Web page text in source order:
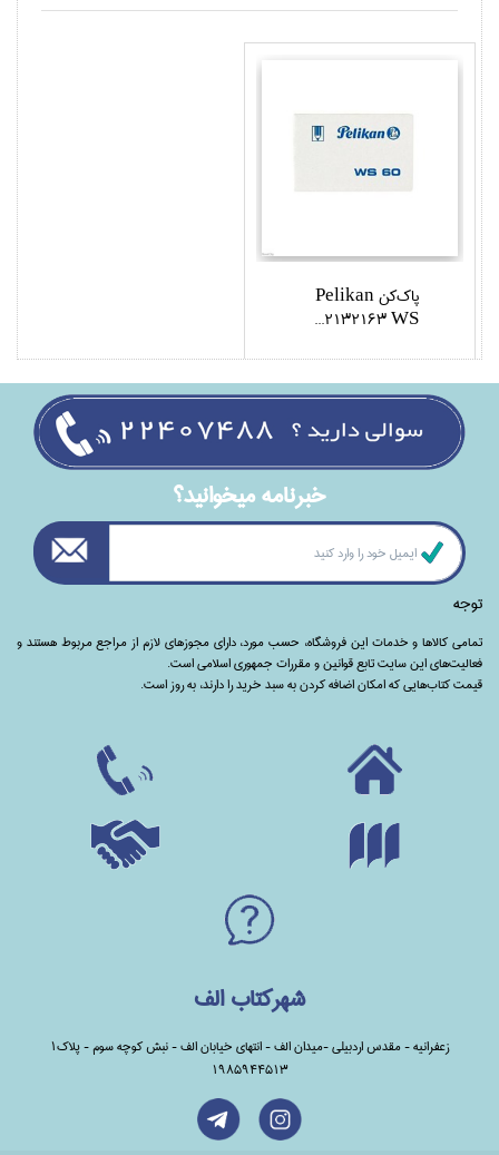
پاك‌كن Pelikan
2132163 WS...
خبرنامه ميخوانيد؟
توجه
تمامی‌ کالاها و خدمات این فروشگاه، حسب مورد،‌ دارای مجوزهای لازم از مراجع مربوط هستند ‌و‌‌
فعالیت‌های این سایت تابع قوانین و مقررات جمهوری اسلامی است.
قیمت کتاب‌هایی که امکان اضافه کردن به سبد خرید را دارند،‌ به روز است.
شهرکتاب الف
زعفرانیه - مقدس اردبیلی -میدان الف - انتهای خیابان الف - نبش کوچه سوم - پلاک1
1985944513